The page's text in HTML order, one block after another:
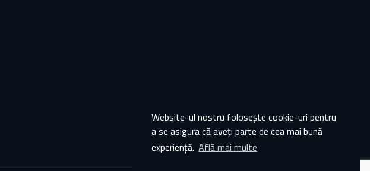
Website-ul nostru folosește cookie-uri pentru
a se asigura că aveți parte de cea mai bună
experiență. Află mai multe